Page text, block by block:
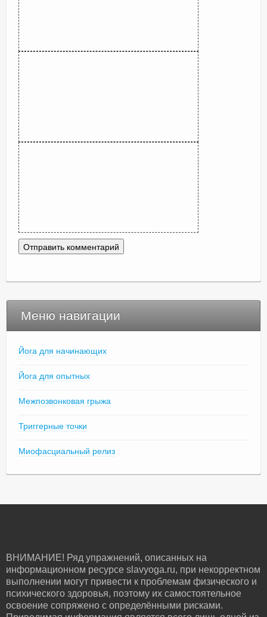
Меню навигации
Йога для начинающих
Йога для опытных
Межпозвонковая грыжа
Триггерные точки
Миофасциальный релиз
ВНИМАНИЕ! Ряд упражнений, описанных на
информационном ресурсе slavyoga.ru, при некорректном
выполнении могут привести к проблемам физического и
психического здоровья, поэтому их самостоятельное
освоение сопряжено с определёнными рисками.